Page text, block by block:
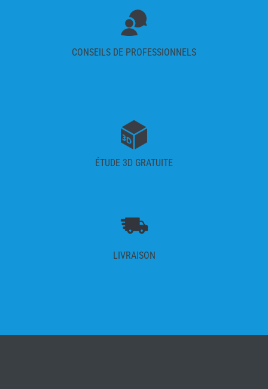
CONSEILS DE PROFESSIONNELS
ÉTUDE 3D GRATUITE
LIVRAISON